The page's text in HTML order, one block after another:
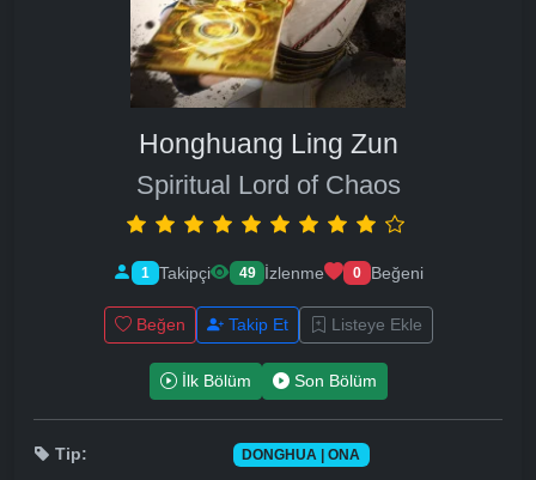
Honghuang Ling Zun
Spiritual Lord of Chaos
1 Takipçi 49 İzlenme 0 Beğeni
Beğen Takip Et Listeye Ekle
İlk Bölüm Son Bölüm
Tip: DONGHUA | ONA